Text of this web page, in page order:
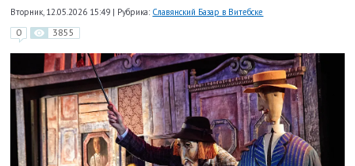
Вторник, 12.05.2026 15:49 | Рубрика: Славянский Базар в Витебске
0 3855